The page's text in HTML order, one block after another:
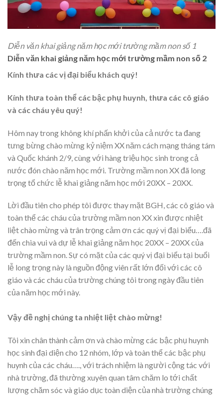
Diễn văn khai giảng năm học mới trường mầm non số 1
Diễn văn khai giảng năm học mới trường mầm non số 2
Kính thưa các vị đại biểu khách quý!
Kính thưa toàn thể các bậc phụ huynh, thưa các cô giáo
và các cháu yêu quý!
Hôm nay trong không khí phấn khởi của cả nước ta đang
tưng bừng chào mừng kỷ niệm XX năm cách mạng tháng tám
và Quốc khánh 2/9, cùng với hàng triệu học sinh trong cả
nước đón chào năm học mới. Trường mầm non XX đã long
trọng tổ chức lễ khai giảng năm học mới 20XX – 20XX.
Lời đầu tiên cho phép tôi được thay mặt BGH, các cô giáo và
toàn thể các cháu của trường mầm non XX xin được nhiệt
liệt chào mừng và trân trọng cảm ơn các quý vị đại biểu….đã
đến chia vui và dự lễ khai giảng năm học 20XX – 20XX của
trường mầm non. Sự có mặt của các quý vị đại biểu tại buổi
lễ long trọng này là nguồn động viên rất lớn đối với các cô
giáo và các cháu của trường chúng tôi trong ngày đầu tiên
của năm học mới này.
Vậy đề nghị chúng ta nhiệt liệt chào mừng!
Tôi xin chân thành cảm ơn và chào mừng các bậc phụ huynh
học sinh đại diện cho 12 nhóm, lớp và toàn thể các bậc phụ
huynh của các cháu…., với trách nhiệm là người cộng tác với
nhà trường, đã thường xuyên quan tâm chăm lo tới chất
lượng chăm sóc và giáo dục toàn diện của nhà trường chúng